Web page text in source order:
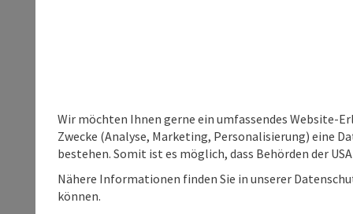
Wir möchten Ihnen gerne ein umfassendes Website-
Zwecke (Analyse, Marketing, Personalisierung) eine
bestehen. Somit ist es möglich, dass Behörden der
Nähere Informationen finden Sie in unserer
können.